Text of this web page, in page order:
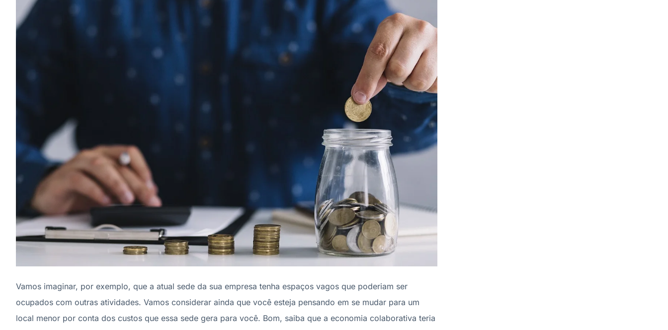
Vamos imaginar, por exemplo, que a atual sede da sua empresa tenha espaços vagos que poderiam ser
ocupados com outras atividades. Vamos considerar ainda que você esteja pensando em se mudar para um
local menor por conta dos custos que essa sede gera para você. Bom, saiba que a economia colaborativa teria